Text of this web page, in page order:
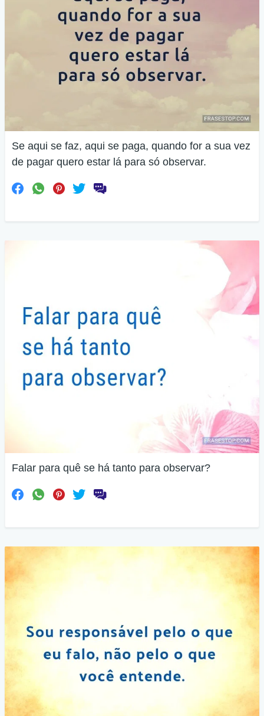
Se aqui se faz, aqui se paga, quando for a sua vez
de pagar quero estar lá para só observar.
Falar para quê se há tanto para observar?